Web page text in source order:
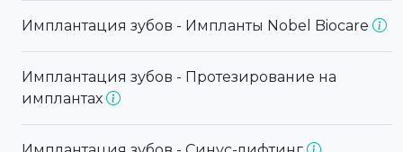
Имплантация зубов - Импланты Nobel Biocare
Имплантация зубов - Протезирование на
имплантах